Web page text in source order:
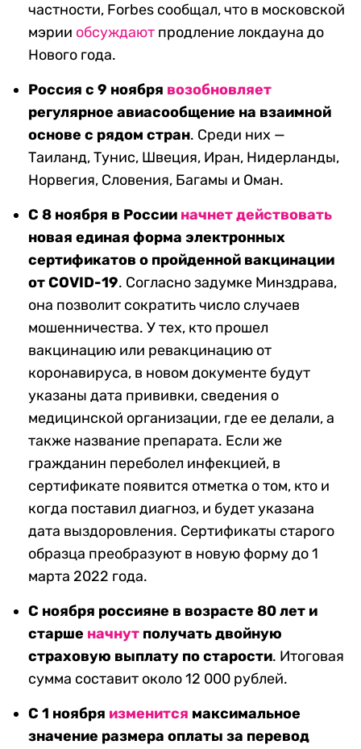
частности, Forbes сообщал, что в московской
мэрии обсуждают продление локдауна до
Нового года.
Россия с 9 ноября возобновляет
регулярное авиасообщение на взаимной
основе с рядом стран. Среди них —
Таиланд, Тунис, Швеция, Иран, Нидерланды,
Норвегия, Словения, Багамы и Оман.
С 8 ноября в России начнет действовать
новая единая форма электронных
сертификатов о пройденной вакцинации
от COVID-19. Согласно задумке Минздрава,
она позволит сократить число случаев
мошенничества. У тех, кто прошел
вакцинацию или ревакцинацию от
коронавируса, в новом документе будут
указаны дата прививки, сведения о
медицинской организации, где ее делали, а
также название препарата. Если же
гражданин переболел инфекцией, в
сертификате появится отметка о том, кто и
когда поставил диагноз, и будет указана
дата выздоровления. Сертификаты старого
образца преобразуют в новую форму до 1
марта 2022 года.
С ноября россияне в возрасте 80 лет и
старше начнут получать двойную
страховую выплату по старости. Итоговая
сумма составит около 12 000 рублей.
С 1 ноября изменится максимальное
значение размера оплаты за перевод